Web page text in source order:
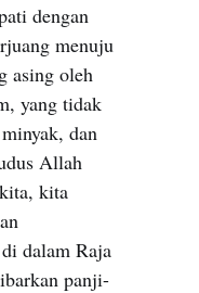
dengan
menuju
asing oleh
yang tidak
dan
Allah
kita
dalam Raja
panji-